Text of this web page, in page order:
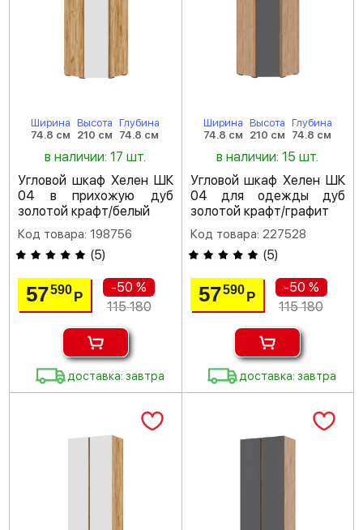
Ширина
74.8 см
Высота
210 см
Глубина
74.8 см
в наличии: 17 шт.
Угловой шкаф Хелен ШК
04 в прихожую дуб
золотой крафт/белый
Код товара: 198756
(5)
57590Р
-50 %
115 180
доставка: завтра
Ширина
74.8 см
Высота
210 см
Глубина
74.8 см
в наличии: 15 шт.
Угловой шкаф Хелен ШК
04 для одежды дуб
золотой крафт/графит
Код товара: 227528
(5)
57590 Р
-50 %
115 180
доставка: завтра